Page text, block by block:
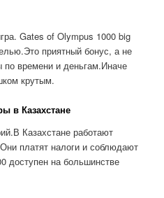
Gates of Olympus 1000 big
приятный бонус, а не
по времени и деньгам.Иначе
крутым.
в Казахстане
Казахстане работают
платят налоги и соблюдают
доступен на большинстве